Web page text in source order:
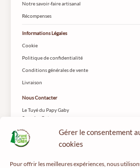
Gérer le consentement
cookies
Pour offrir les meilleures expériences, nous
Notre savoir-faire artisanal
Récompenses
Informations Légales
Cookie
Politique de confidentialité
Conditions générales de vente
Livraison
Nous Contacter
Le Tuyé du Papy Gaby
2 rue les Coteys